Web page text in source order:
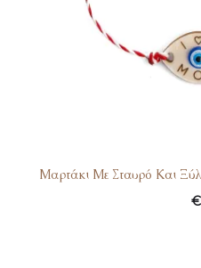
Μαρτάκι Με Σταυρό Και
€